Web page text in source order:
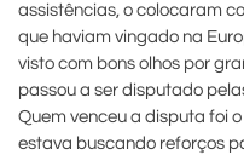
assistências, o colocaram
que haviam vingado na
visto com bons olhos por
passou a ser disputado
Quem venceu a disputa foi
estava buscando reforços